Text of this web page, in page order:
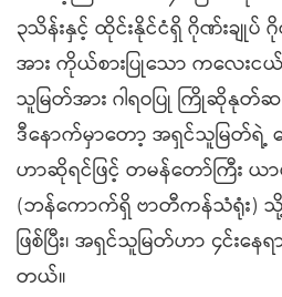
၃သိန်းနှင့် ထိုင်းနိုင်ငံရှိ ဂိုဏ်းချုပ်
အား ကိုယ်စားပြုသော ကလေးင
သူမြတ်အား ဂါရဝပြု ကြိုဆိုနုတ်
ဒီနောက်မှာတော့ အရှင်သူမြတ်ရဲ့
ဟာဆိုရင်ဖြင့် တမန်တော်ကြီး ယ
(ဘန်ကောက်ရှိ ဗာတီကန်သံရုံး) သို့
ဖြစ်ပြီး၊ အရှင်သူမြတ်ဟာ ၄င်းနေ
တယ်။